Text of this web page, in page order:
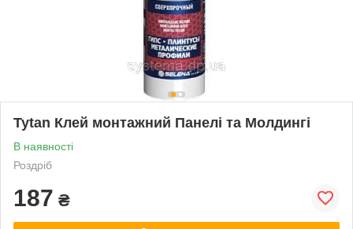
Tytan Клей монтажний Панелі та Молдингі
В наявності
Роздріб
187 ₴